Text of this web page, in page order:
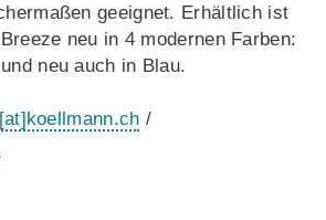
geeignet. Erhältlich ist
neu in 4 modernen Farben:
neu auch in Blau.
[at]koellmann.ch /